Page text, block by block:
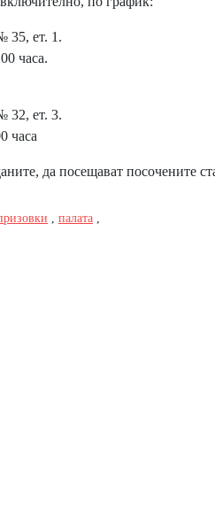
ет. 1.
часа.
ет. 3.
часа
да посещават посочените
, палата ,